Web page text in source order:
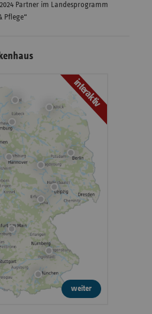
Partner im Landesprogramm
Pflege“
interaktiv
weiter